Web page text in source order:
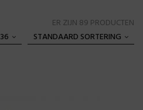
ER ZIJN 89 PRODUCTEN
STANDAARD SORTERING
36